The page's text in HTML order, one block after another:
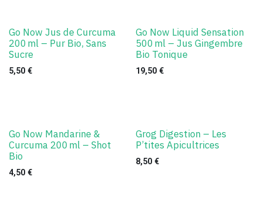
Go Now Jus de Curcuma
200 ml – Pur Bio, Sans
Sucre
5,50 €
Go Now Liquid Sensation
500 ml – Jus Gingembre
Bio Tonique
19,50€
Go Now Mandarine &
Curcuma 200 ml – Shot
Bio
4,50 €
Grog Digestion – Les
P’tites Apicultrices
8,50€